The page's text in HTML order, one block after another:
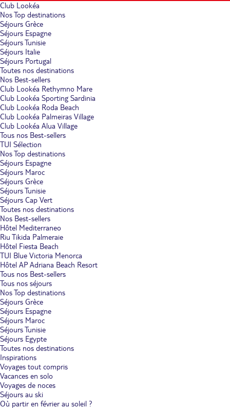
Club Lookéa
Nos Top destinations
Séjours Grèce
Séjours Espagne
Séjours Tunisie
Séjours Italie
Séjours Portugal
Toutes nos destinations
Nos Best-sellers
Club Lookéa Rethymno Mare
Club Lookéa Sporting Sardinia
Club Lookéa Roda Beach
Club Lookéa Palmeiras Village
Club Lookéa Alua Village
Tous nos Best-sellers
TUI Sélection
Nos Top destinations
Séjours Espagne
Séjours Maroc
Séjours Grèce
Séjours Tunisie
Séjours Cap Vert
Toutes nos destinations
Nos Best-sellers
Hôtel Mediterraneo
Riu Tikida Palmeraie
Hôtel Fiesta Beach
TUI Blue Victoria Menorca
Hôtel AP Adriana Beach Resort
Tous nos Best-sellers
Tous nos séjours
Nos Top destinations
Séjours Grèce
Séjours Espagne
Séjours Maroc
Séjours Tunisie
Séjours Egypte
Toutes nos destinations
Inspirations
Voyages tout compris
Vacances en solo
Voyages de noces
Séjours au ski
Où partir en février au soleil ?